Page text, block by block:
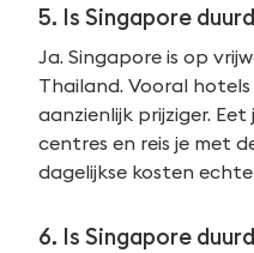
5. Is Singapore
Ja. Singapore is op
Thailand. Vooral
aanzienlijk prijziger.
centres en reis je met
dagelijkse kosten
6. Is Singapore